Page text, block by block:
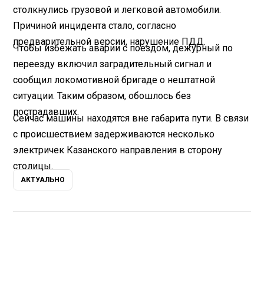
столкнулись грузовой и легковой автомобили.
Причиной инцидента стало, согласно
предварительной версии, нарушение ПДД.
Чтобы избежать аварии с поездом, дежурный по
переезду включил заградительный сигнал и
сообщил локомотивной бригаде о нештатной
ситуации. Таким образом, обошлось без
пострадавших.
Сейчас машины находятся вне габарита пути. В связи
с происшествием задерживаются несколько
электричек Казанского направления в сторону
столицы.
АКТУАЛЬНО